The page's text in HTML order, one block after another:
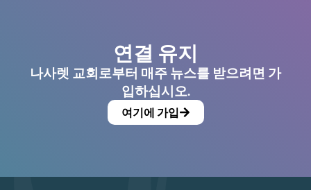
연결 유지
나사렛 교회로부터 매주 뉴스를 받으려면 가
입하십시오.
여기에 가입